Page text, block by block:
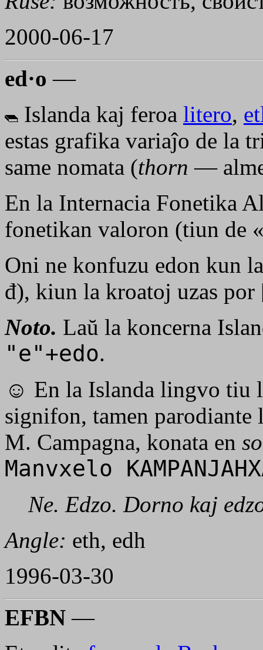
2000-06-17
ed·o —
Islanda kaj feroa litero,
estas grafika variaĵo de la
same nomata (thorn —
En la Internacia Fonetika
fonetikan valoron (tiun de
Oni ne konfuzu edon kun
đ), kiun la kroatoj uzas por
Noto. Laŭ la koncerna
"e"+edo.
☺ En la Islanda lingvo tiu
signifon, tamen
M. Campagna, konata en
Manvxelo
Ne. Edzo. Dorno kaj
Angle: eth, edh
1996-03-30
EFBN —